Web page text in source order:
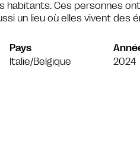
Ces personnes
un lieu où elles vivent des
Pays
Italie/Belgique
2024